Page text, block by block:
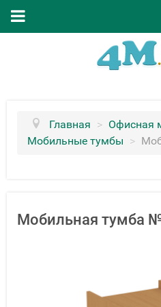
Главная > Офисная
Мобильные тумбы >
Мобильная тумба